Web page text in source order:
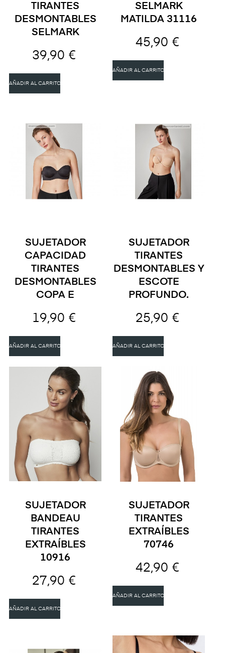
TIRANTES
DESMONTABLES
SELMARK
39,90 €
AÑADIR AL CARRITO
SELMARK
MATILDA 31116
45,90 €
AÑADIR AL CARRITO
SUJETADOR
CAPACIDAD
TIRANTES
DESMONTABLES
COPA E
19,90 €
AÑADIR AL CARRITO
SUJETADOR
TIRANTES
DESMONTABLES Y
ESCOTE
PROFUNDO.
25,90 €
AÑADIR AL CARRITO
SUJETADOR
BANDEAU
TIRANTES
EXTRAÍBLES
10916
27,90 €
AÑADIR AL CARRITO
SUJETADOR
TIRANTES
EXTRAÍBLES
70746
42,90 €
AÑADIR AL CARRITO